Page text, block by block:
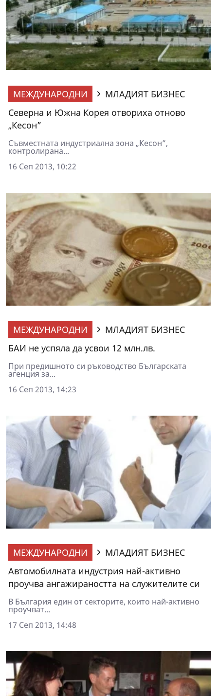
МЕЖДУНАРОДНИ
МЛАДИЯТ БИЗНЕС
Северна и Южна Корея отвориха отново
„Кесон”
Съвместната индустриална зона „Кесон”,
контролирана...
16 Сеп 2013, 10:22
МЕЖДУНАРОДНИ
МЛАДИЯТ БИЗНЕС
БАИ не успяла да усвои 12 млн.лв.
При предишното си ръководство Българската
агенция за...
16 Сеп 2013, 14:23
МЕЖДУНАРОДНИ
МЛАДИЯТ БИЗНЕС
Автомобилната индустрия най-активно
проучва ангажираността на служителите си
В България един от секторите, които най-активно
проучват...
17 Сеп 2013, 14:48